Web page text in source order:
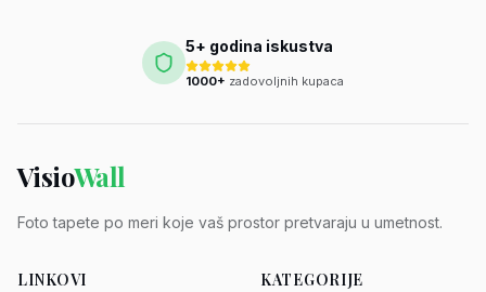
5+ godina iskustva
1000+ zadovoljnih kupaca
VisioWall
Foto tapete po meri koje vaš prostor pretvaraju u umetnost.
LINKOVI KATEGORIJE